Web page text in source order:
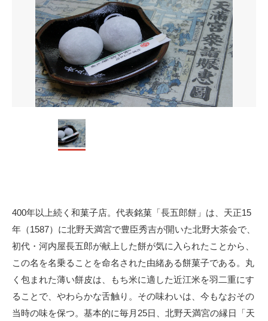
400年以上続く和菓子店。代表銘菓「長五郎餅」は、天正15
年（1587）に北野天満宮で豊臣秀吉が開いた北野大茶会で、
初代・河内屋長五郎が献上した餅が気に入られたことから、
この名を名乗ることを命名された由緒ある餅菓子である。丸
く包まれた薄い餅皮は、もち米に適した近江米を羽二重にす
ることで、やわらかな舌触り。その味わいは、今もなおその
当時の味を保つ。基本的に毎月25日、北野天満宮の縁日「天